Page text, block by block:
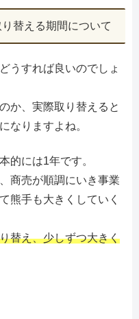
替える期間について
うすれば良いのでしょ
か、実際取り替えると
なりますよね。
的には1年です。
商売が順調にいき事業
熊手も大きくしていく
替え、少しずつ大きく